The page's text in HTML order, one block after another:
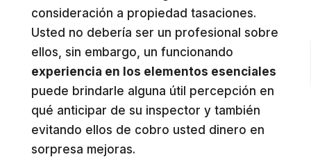
consideración a propiedad tasaciones.
Usted no debería ser un profesional sobre
ellos, sin embargo, un funcionando
experiencia en los elementos esenciales
puede brindarle alguna útil percepción en
qué anticipar de su inspector y también
evitando ellos de cobro usted dinero en
sorpresa mejoras.